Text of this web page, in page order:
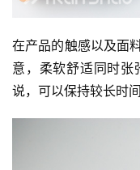
在产品的触感以及面
意，柔软舒适同时张
说，可以保持较长时